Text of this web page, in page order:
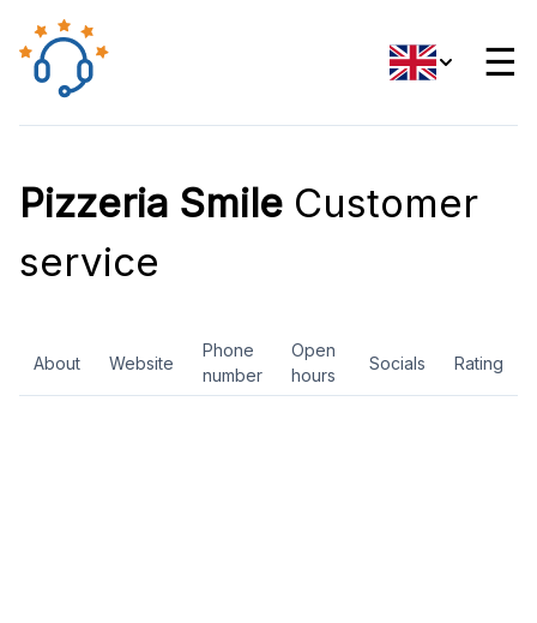
☰
Pizzeria Smile Customer
service
About Website
Phone
number
Open
hours
Socials Rating